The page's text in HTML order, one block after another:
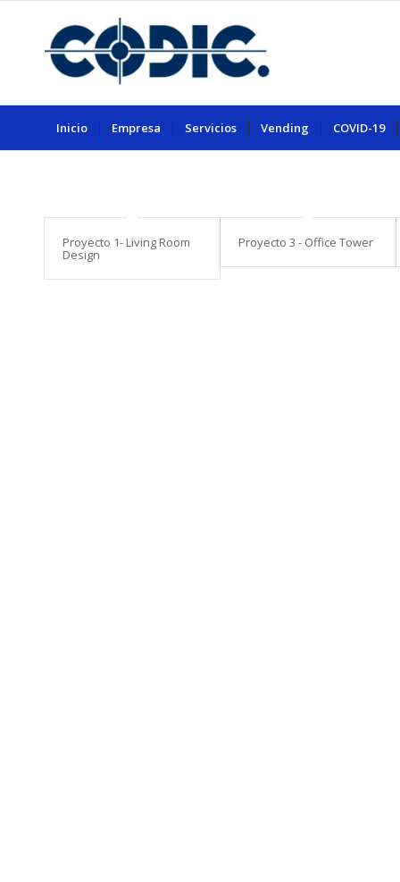
Inicio Empresa Servicios Vending COVID-19
Proyecto 1- Living Room
Design
Proyecto 3 - Office Tower